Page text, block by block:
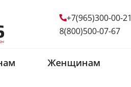
+7(965)300-00-21
8(800)500-07-67
Женщинам